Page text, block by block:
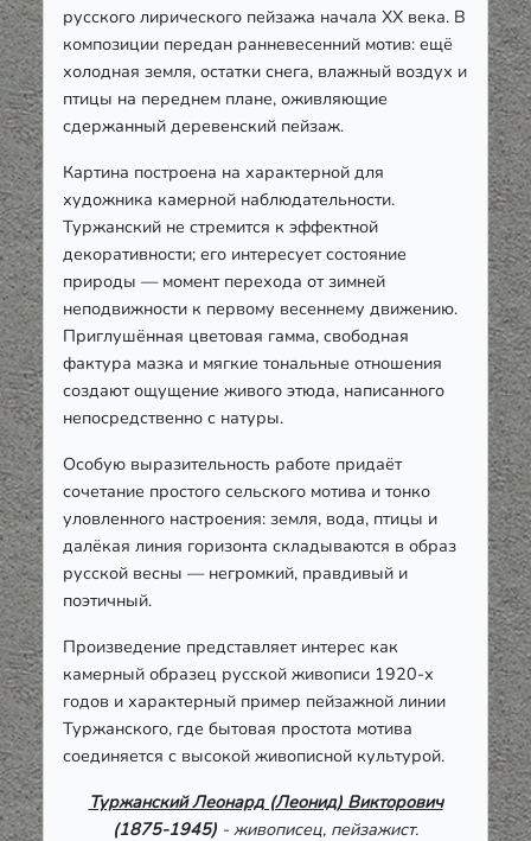
русского лирического пейзажа начала XX века. В
композиции передан ранневесенний мотив: ещё
холодная земля, остатки снега, влажный воздух и
птицы на переднем плане, оживляющие
сдержанный деревенский пейзаж.
Картина построена на характерной для
художника камерной наблюдательности.
Туржанский не стремится к эффектной
декоративности; его интересует состояние
природы — момент перехода от зимней
неподвижности к первому весеннему движению.
Приглушённая цветовая гамма, свободная
фактура мазка и мягкие тональные отношения
создают ощущение живого этюда, написанного
непосредственно с натуры.
Особую выразительность работе придаёт
сочетание простого сельского мотива и тонко
уловленного настроения: земля, вода, птицы и
далёкая линия горизонта складываются в образ
русской весны — негромкий, правдивый и
поэтичный.
Произведение представляет интерес как
камерный образец русской живописи 1920-х
годов и характерный пример пейзажной линии
Туржанского, где бытовая простота мотива
соединяется с высокой живописной культурой.
Туржанский Леонард (Леонид) Викторович
(1875-1945) - живописец, пейзажист.